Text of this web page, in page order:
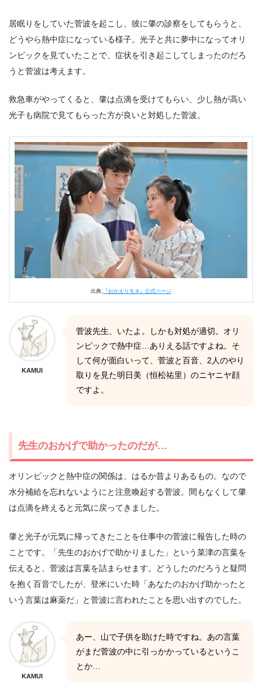
居眠りをしていた菅波を起こし、彼に肇の診察をしてもらうと、
どうやら熱中症になっている様子。光子と共に夢中になってオリ
ンピックを見ていたことで、症状を引き起こしてしまったのだろ
うと菅波は考えます。
救急車がやってくると、肇は点滴を受けてもらい、少し熱が高い
光子も病院で見てもらった方が良いと対処した菅波。
出典: 『おかえりモネ』公式ページ
KAMUI
菅波先生、いたよ。しかも対処が適切。オリ
ンピックで熱中症…ありえる話ですよね。そ
して何が面白いって、菅波と百音、2人のやり
取りを見た明日美（恒松祐里）のニヤニヤ顔
ですよ。
先生のおかげで助かったのだが…
オリンピックと熱中症の関係は、はるか昔よりあるもの。なので
水分補給を忘れないようにと注意喚起する菅波。間もなくして肇
は点滴を終えると元気に戻ってきました。
肇と光子が元気に帰ってきたことを仕事中の菅波に報告した時の
ことです。「先生のおかげで助かりました」という菜津の言葉を
伝えると、菅波は言葉を詰まらせます。どうしたのだろうと疑問
を抱く百音でしたが、登米にいた時「あなたのおかげ助かったと
いう言葉は麻薬だ」と菅波に言われたことを思い出すのでした。
KAMUI
あー、山で子供を助けた時ですね。あの言葉
がまだ菅波の中に引っかかっているというこ
とか…